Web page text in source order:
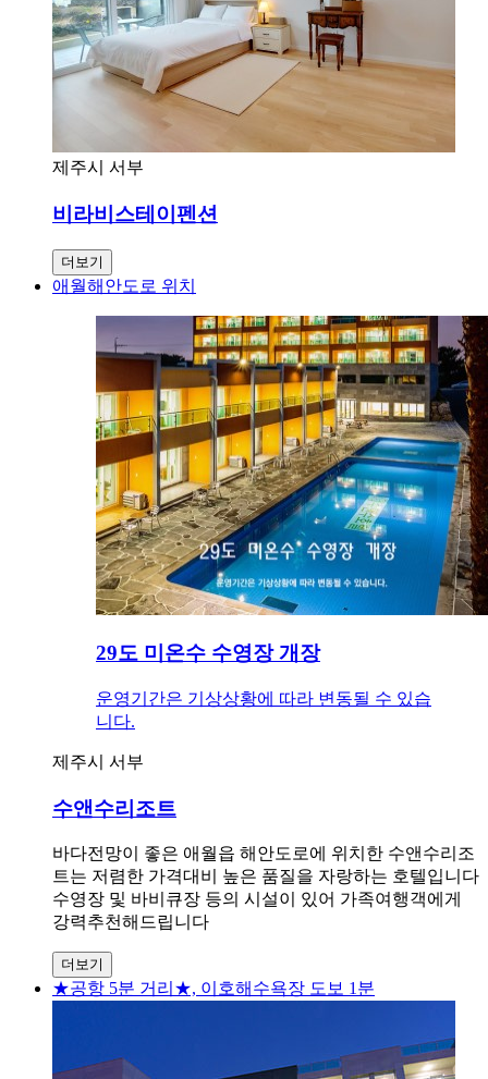
제주시 서부
비라비스테이펜션
더보기
애월해안도로 위치
29도 미온수 수영장 개장
운영기간은 기상상황에 따라 변동될 수 있습
니다.
제주시 서부
수앤수리조트
바다전망이 좋은 애월읍 해안도로에 위치한 수앤수리조
트는 저렴한 가격대비 높은 품질을 자랑하는 호텔입니다
수영장 및 바비큐장 등의 시설이 있어 가족여행객에게
강력추천해드립니다
더보기
★공항 5분 거리★, 이호해수욕장 도보 1분